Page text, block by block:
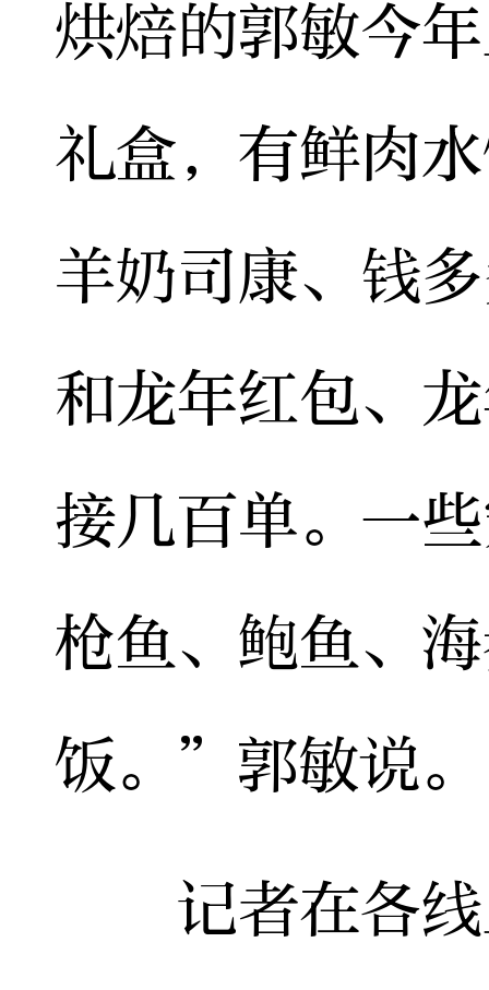
烘焙的郭敏今
礼盒，有鲜肉
羊奶司康、钱
和龙年红包、
接几百单。一
枪鱼、鲍鱼、
饭。”郭敏说。
记者在各线